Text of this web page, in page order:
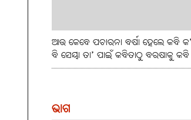
ଆଉ କେବେ ପଚାରନା ବର୍ଷା ହେଲେ କବି
ବି ସେୟା ତା’ ପାଇଁ କବିତାଠୁ ବରଷାକୁ
ଭାଗ